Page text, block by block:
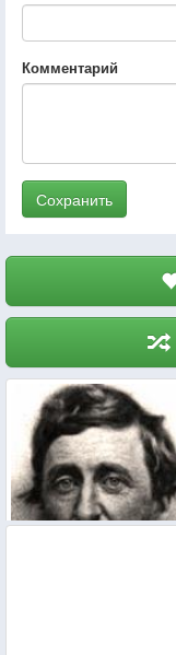
Комментарий
Сохранить